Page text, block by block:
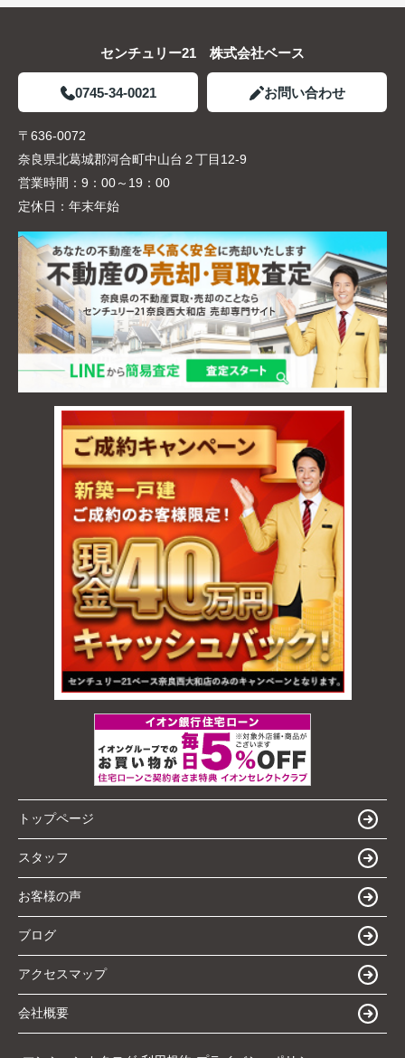
センチュリー21 株式会社ベース
0745-34-0021 お問い合わせ
〒636-0072
奈良県北葛城郡河合町中山台２丁目12-9
営業時間： 9：00～19：00
定休日： 年末年始
トップページ
スタッフ
お客様の声
ブログ
アクセスマップ
会社概要